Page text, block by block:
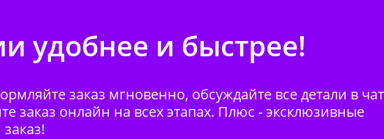
удобнее и быстрее!
заказ мгновенно, обсуждайте все детали в
заказ онлайн на всех этапах. Плюс - эксклюзивные